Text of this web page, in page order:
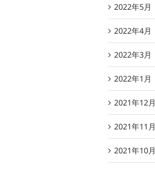
2022年5月
2022年4月
2022年3月
2022年1月
2021年12月
2021年11月
2021年10月